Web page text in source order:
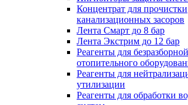
Концентрат для прочистки
канализационных засоров
Лента Смарт до 8 бар
Лента Экстрим до 12 бар
Реагенты для
отопительного
Реагенты для
утилизации
Реагенты для обработки